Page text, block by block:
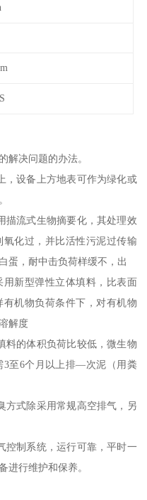
解决问题的办法。
，设备上方地表可作为绿化或
描流式生物摘要化，其处理效
化过，并比活性污泥过传输
蛋，耐中击负荷样缓不，出
新型弹性立体填料，比表面
机物负荷条件下，对有机物
解度
料的体积负荷比较低，微生物
3至6个月以上排—次泥（用粪
方式除采用常规高空排气，另
控制系统，运行可靠，平时一
进行维护和保养。